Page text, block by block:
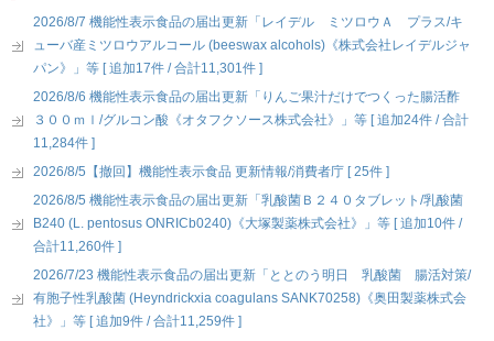
2026/8/7 機能性表示食品の届出更新「レイデル ミツロウＡ プラス/キ
ューバ産ミツロウアルコール (beeswax alcohols)《株式会社レイデルジャ
パン》」等 [ 追加17件 / 合計11,301件 ]
2026/8/6 機能性表示食品の届出更新「りんご果汁だけでつくった腸活酢
３００ｍｌ/グルコン酸《オタフクソース株式会社》」等 [ 追加24件 / 合計
11,284件 ]
2026/8/5【撤回】機能性表示食品 更新情報/消費者庁 [ 25件 ]
2026/8/5 機能性表示食品の届出更新「乳酸菌Ｂ２４０タブレット/乳酸菌
B240 (L. pentosus ONRICb0240)《大塚製薬株式会社》」等 [ 追加10件 /
合計11,260件 ]
2026/7/23 機能性表示食品の届出更新「ととのう明日 乳酸菌 腸活対策/
有胞子性乳酸菌 (Heyndrickxia coagulans SANK70258)《奥田製薬株式会
社》」等 [ 追加9件 / 合計11,259件 ]